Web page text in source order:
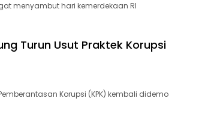
menyambut hari kemerdekaan RI
Turun Usut Praktek Korupsi
Pemberantasan Korupsi (KPK) kembali didemo